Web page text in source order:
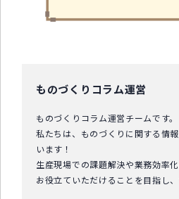
セミナーアーカ
ものづくりコラム運営
ものづくりコラム運営チームです。
私たちは、ものづくりに関する情
います！
生産現場での課題解決や業務効率
お役立ていただけることを目指し